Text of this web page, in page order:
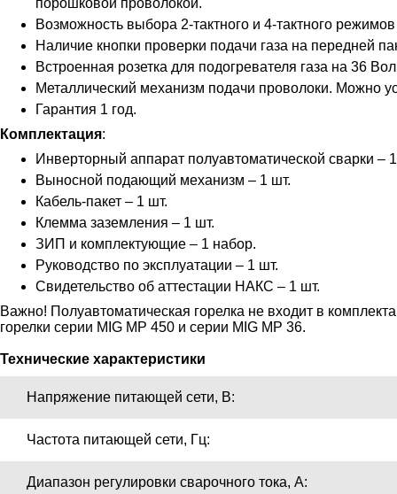
порошковой проволокой.
Возможность выбора 2-тактного и 4-тактного
Наличие кнопки проверки подачи газа на передней
Встроенная розетка для подогревателя газа на 36
Металлический механизм подачи проволоки. Можно
Гарантия 1 год.
Комплектация:
Инверторный аппарат полуавтоматической сварки –
Выносной подающий механизм – 1 шт.
Кабель-пакет – 1 шт.
Клемма заземления – 1 шт.
ЗИП и комплектующие – 1 набор.
Руководство по эксплуатации – 1 шт.
Свидетельство об аттестации НАКС – 1 шт.
Важно! Полуавтоматическая горелка не входит в
горелки серии MIG MP 450 и серии MIG MP 36.
Технические характеристики
Напряжение питающей сети, В:
Частота питающей сети, Гц:
Диапазон регулировки сварочного тока, А: